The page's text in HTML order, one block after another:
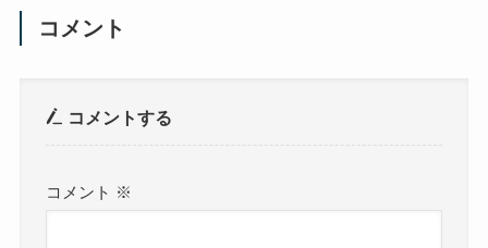
コメント
コメントする
コメント ※